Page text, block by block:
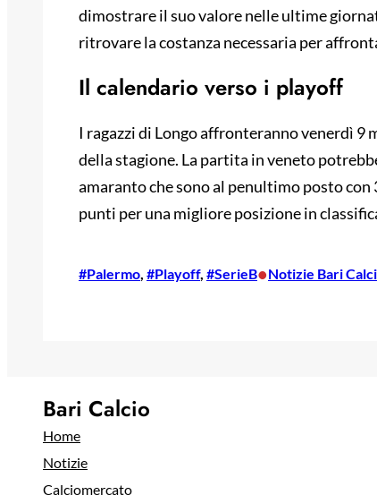
dimostrare il suo valore nelle ultime
ritrovare la costanza necessaria per
Il calendario verso i playoff
I ragazzi di Longo affronteranno venerdì 9
della stagione. La partita in veneto
amaranto che sono al penultimo posto
punti per una migliore posizione in
#Palermo, #Playoff, #SerieB•Notizie Bari
Bari Calcio
Home
Notizie
Calciomercato